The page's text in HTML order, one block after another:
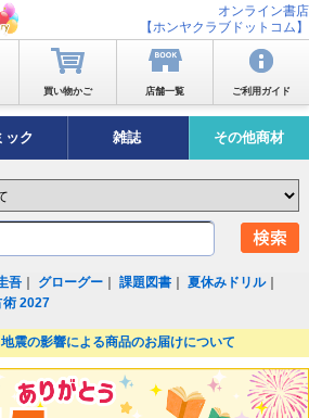
オンライン書店
【ホンヤクラブドットコム】
買い物かご 店舗一覧 ご利用ガイド
ック 雑誌 その他商材
吾 グローグー ｜課題図書 ｜夏休みドリル｜
術 2027
地震の影響による商品のお届けについて